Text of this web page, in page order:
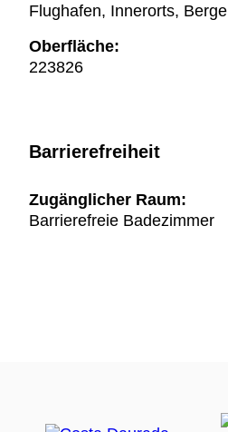
Flughafen, Innerorts, Berge
Oberfläche:
223826
Barrierefreiheit
Zugänglicher Raum:
Barrierefreie Badezimmer